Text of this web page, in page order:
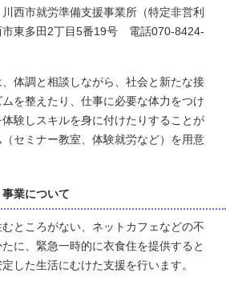
西市就労準備支援事業所（特定非営利
市東多田2丁目5番19号 電話070-8424-
体調と相談しながら、社会と新たな接
を整えたり、仕事に必要な体力をつけ
験しスキルを身に付けたりすることが
セミナー教室、体験就労など）を用意
業について
ところがない、ネットカフェなどの不
に、緊急一時的に衣食住を提供すると
した生活にむけた支援を行います。